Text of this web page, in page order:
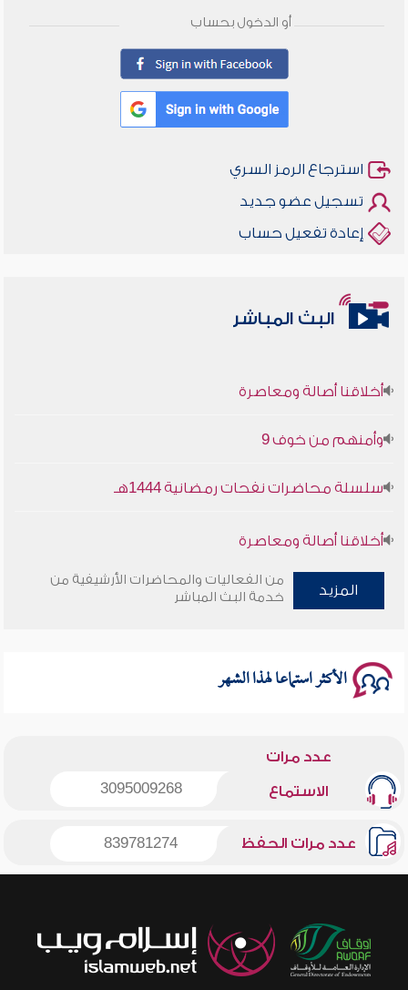
أو الدخول بحساب
استرجاع الرمز السري
تسجيل عضو جديد
إعادة تفعيل حساب
البث المباشر
أخلاقنا أصالة ومعاصرة
وأمنهم من خوف 9
سلسلة محاضرات نفحات رمضانية 1444هـ
أخلاقنا أصالة ومعاصرة
وأمنهم من خوف 9
المزيد
من الفعاليات والمحاضرات الأرشيفية من
خدمة البث المباشر
الأكثر استماعا لهذا الشهر
عدد مرات
الاستماع 3095009268
عدد مرات الحفظ 839781274